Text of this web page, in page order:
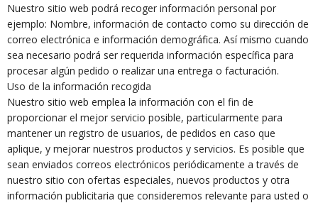
Nuestro sitio web podrá recoger información personal por
ejemplo: Nombre, información de contacto como su dirección de
correo electrónica e información demográfica. Así mismo cuando
sea necesario podrá ser requerida información específica para
procesar algún pedido o realizar una entrega o facturación.
Uso de la información recogida
Nuestro sitio web emplea la información con el fin de
proporcionar el mejor servicio posible, particularmente para
mantener un registro de usuarios, de pedidos en caso que
aplique, y mejorar nuestros productos y servicios. Es posible que
sean enviados correos electrónicos periódicamente a través de
nuestro sitio con ofertas especiales, nuevos productos y otra
información publicitaria que consideremos relevante para usted o